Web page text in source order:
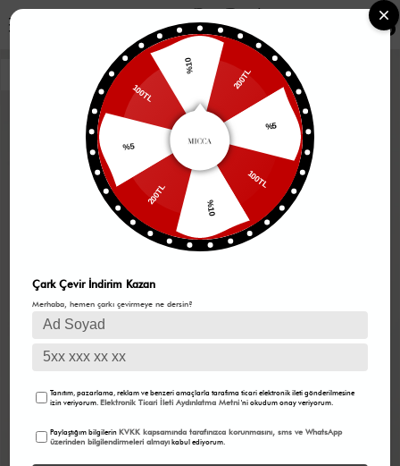
0
%10 200TL
%5
100TL
%10
200TL
%5
100TL
Çark Çevir İndirim Kazan
Merhaba, hemen çarkı çevirmeye ne dersin?
Tanıtım, pazarlama, reklam ve benzeri amaçlarla tarafıma ticari elektronik ileti gönderilmesine
izin veriyorum.Elektronik Ticari İleti Aydınlatma Metni 'ni okudum onay veriyorum.
Paylaştığım bilgilerinKVKK kapsamında tarafınızca korunmasını, sms ve WhatsApp
üzerinden bilgilendirmeleri almayı kabul ediyorum.